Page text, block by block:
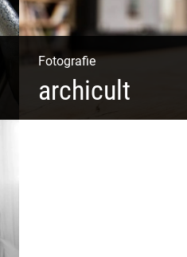
Fotografie
archicult